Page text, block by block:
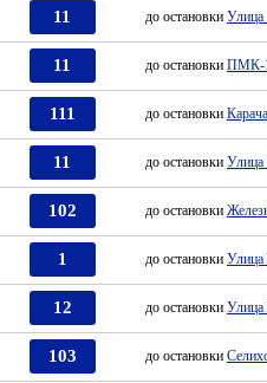
11 до остановки Улица
11 до остановки ПМК-
111 до остановки
11 до остановки Улица
102 до остановки
1 до остановки Улица
12 до остановки Улица
103 до остановки